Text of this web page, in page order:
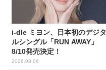
i-dle ミヨン、日本初のデジタ
ルシングル「RUN AWAY」
8/10発売決定！
2026.08.06